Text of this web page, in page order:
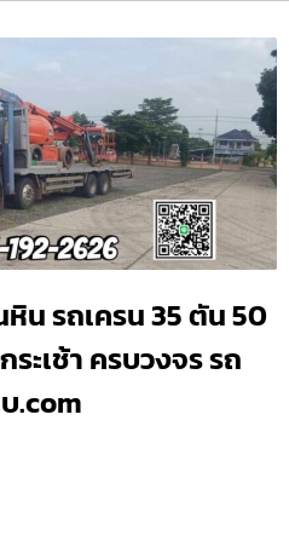
น รถเครน 35 ตัน 50
ะเช้า ครบวงจร รถ
.com